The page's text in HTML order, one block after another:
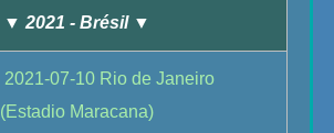
▼ 2021 - Brésil ▼
2021-07-10 Rio de Janeiro
(Estadio Maracana)